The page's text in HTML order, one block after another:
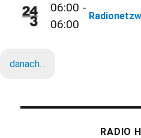
06:00 -
06:00
danach…
RADIO